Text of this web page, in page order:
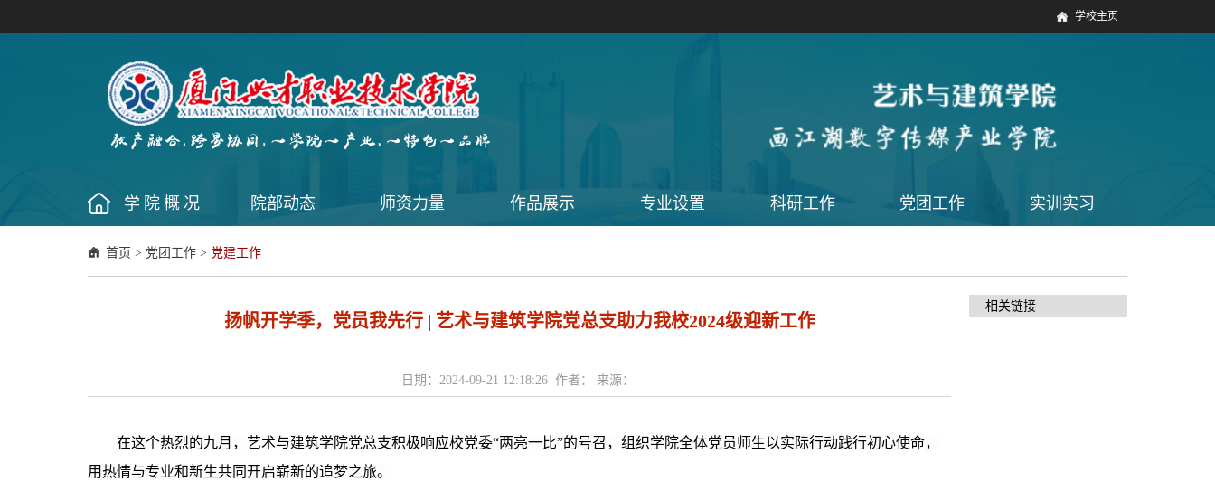
学校主页
学院概况 院部动态 师资力量 作品展示 专业设置 科研工作 党团工作 实训实习
首页 > 党团工作 > 党建工作
扬帆开学季，党员我先行 | 艺术与建筑学院党总支助力我校2024级迎新工作
日期：2024-09-21 12:18:26 作者： 来源：
在这个热烈的九月，艺术与建筑学院党总支积极响应校党委“两亮一比”的号召，组织学院全体党员师生以实际行动践行初心使命，
用热情与专业和新生共同开启崭新的追梦之旅。
相关链接